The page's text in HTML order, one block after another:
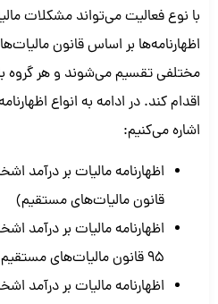
با نوع فعالیت می‌تواند مشکلات
اظهارنامه‌ها بر اساس قانون
مختلفی تقسیم می‌شوند و هر گروه
اقدام کند. در ادامه به انواع
اشاره می‌کنیم:
قانون مالیات‌های مستقیم)
اظهارنامه مالیات بر درآمد
95 قانون مالیات‌های مستقیم)
اظهارنامه مالیات بر درآمد